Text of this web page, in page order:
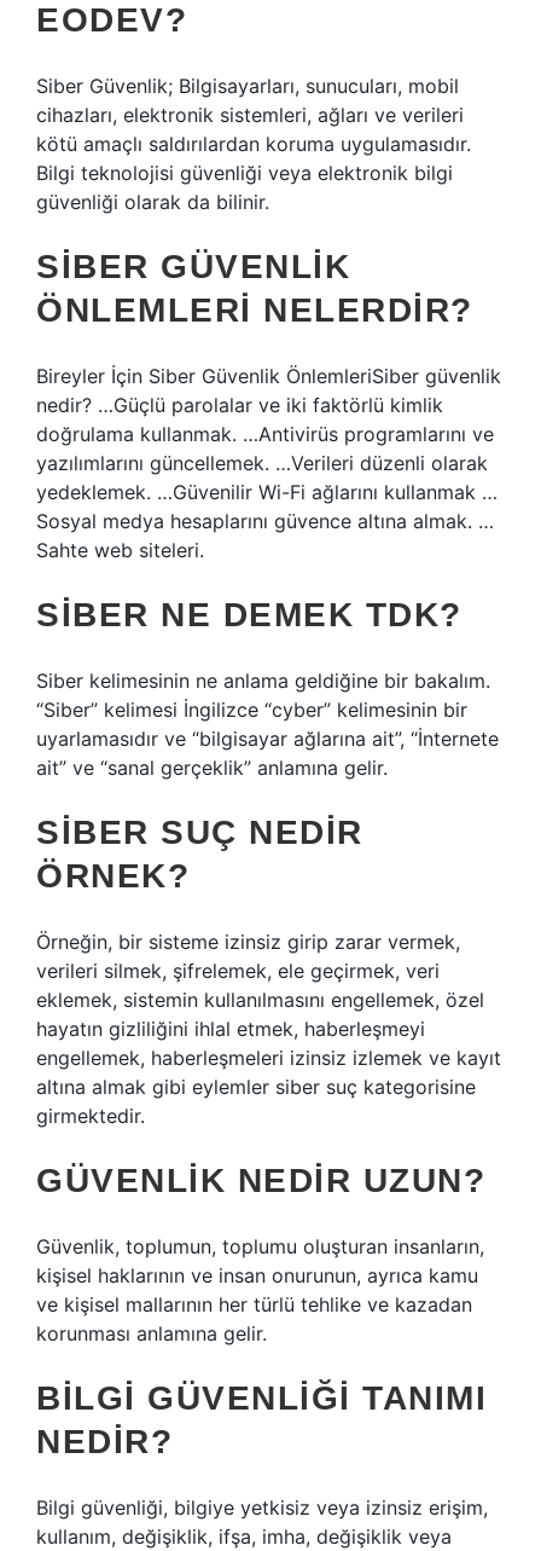
EODEV?
Siber Güvenlik; Bilgisayarları, sunucuları, mobil
cihazları, elektronik sistemleri, ağları ve verileri
kötü amaçlı saldırılardan koruma uygulamasıdır.
Bilgi teknolojisi güvenliği veya elektronik bilgi
güvenliği olarak da bilinir.
SIBER GÜVENLIK
ÖNLEMLERI NELERDIR?
Bireyler İçin Siber Güvenlik ÖnlemleriSiber güvenlik
nedir? …Güçlü parolalar ve iki faktörlü kimlik
doğrulama kullanmak. …Antivirüs programlarını ve
yazılımlarını güncellemek. …Verileri düzenli olarak
yedeklemek. …Güvenilir Wi-Fi ağlarını kullanmak …
Sosyal medya hesaplarını güvence altına almak. …
Sahte web siteleri.
SIBER NE DEMEK TDK?
Siber kelimesinin ne anlama geldiğine bir bakalım.
“Siber” kelimesi İngilizce “cyber” kelimesinin bir
uyarlamasıdır ve “bilgisayar ağlarına ait”, “İnternete
ait” ve “sanal gerçeklik” anlamına gelir.
SIBER SUÇ NEDIR
ÖRNEK?
Örneğin, bir sisteme izinsiz girip zarar vermek,
verileri silmek, şifrelemek, ele geçirmek, veri
eklemek, sistemin kullanılmasını engellemek, özel
hayatın gizliliğini ihlal etmek, haberleşmeyi
engellemek, haberleşmeleri izinsiz izlemek ve kayıt
altına almak gibi eylemler siber suç kategorisine
girmektedir.
GÜVENLIK NEDIR UZUN?
Güvenlik, toplumun, toplumu oluşturan insanların,
kişisel haklarının ve insan onurunun, ayrıca kamu
ve kişisel mallarının her türlü tehlike ve kazadan
korunması anlamına gelir.
BILGI GÜVENLIĞI TANIMI
NEDIR?
Bilgi güvenliği, bilgiye yetkisiz veya izinsiz erişim,
kullanım, değişiklik, ifşa, imha, değişiklik veya